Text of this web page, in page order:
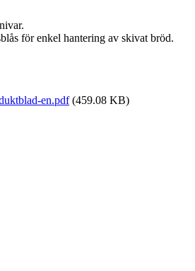
för enkel hantering av skivat bröd.
en.pdf (459.08 KB)